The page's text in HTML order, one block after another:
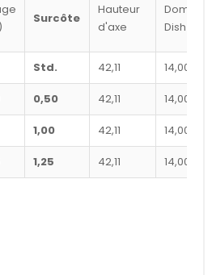
Surcôte
Hauteur
d'axe
Dome /
Dish cc's
Std. 42,11 14,00
0,50 42,11 14,00
1,00 42,11 14,00
1,25 42,11 14,00